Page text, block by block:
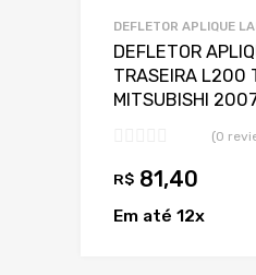
DEFLETOR APLIQUE
DEFLETOR
TRASEIRA L200
MITSUBISHI
(0
R$ 81,40
Em até 12x